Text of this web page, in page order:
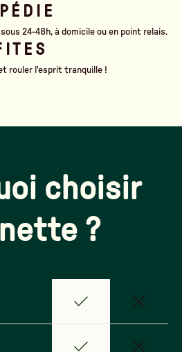
24-48h, à domicile ou en point relais.
rouler l'esprit tranquille !
choisir
?